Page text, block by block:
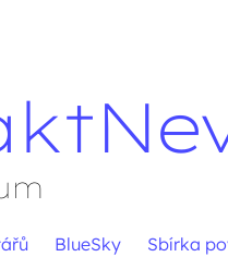
BlueSky Sbírka